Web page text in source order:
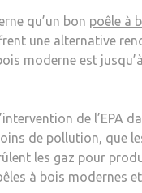
qu’un bon poêle à
une alternative
moderne est
de l’EPA
de pollution, que
les gaz pour
à bois modernes